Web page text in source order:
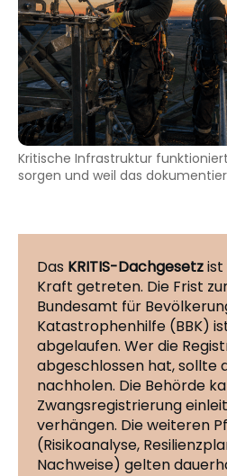
Kritische Infrastruktur
sorgen und weil das
Das KRITIS-Dachgesetz
Kraft getreten. Die Frist
Bundesamt für
Katastrophenhilfe (BBK)
abgelaufen. Wer die
abgeschlossen hat, sollte
nachholen. Die Behörde
Zwangsregistrierung
verhängen. Die weiteren
(Risikoanalyse,
Nachweise) gelten